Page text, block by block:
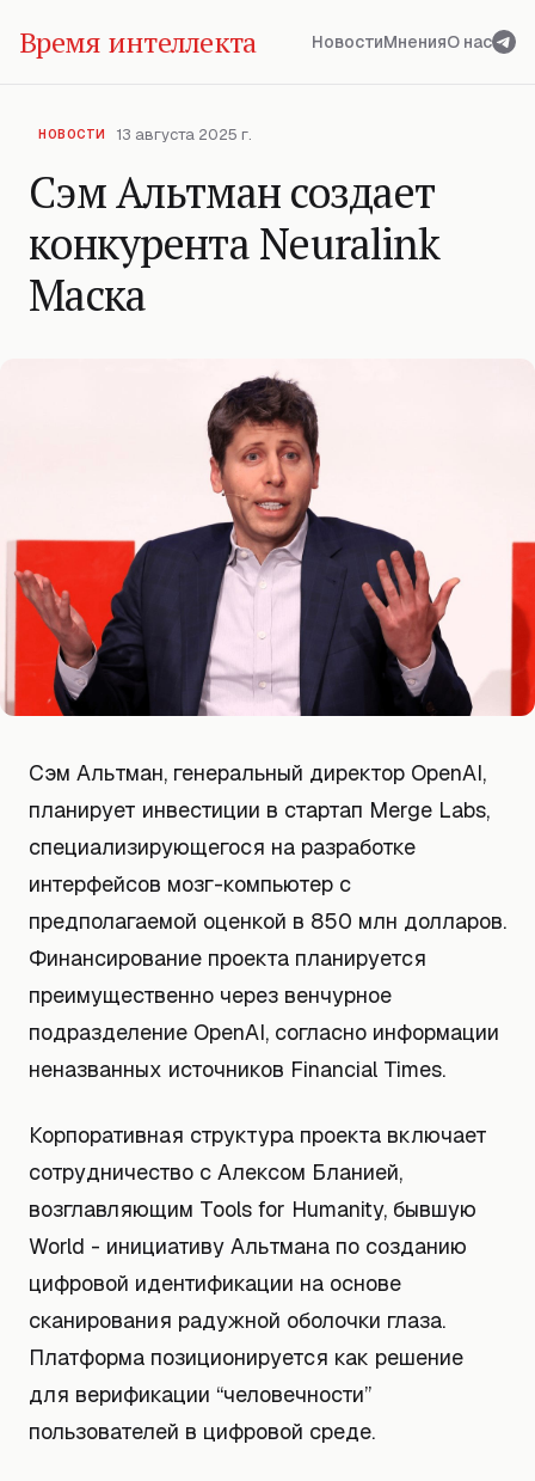
Время интеллекта НовостиМненияО нас
НОВОСТИ 13 августа 2025 г.
Сэм Альтман создает
конкурента Neuralink
Маска
Сэм Альтман, генеральный директор OpenAI,
планирует инвестиции в стартап Merge Labs,
специализирующегося на разработке
интерфейсов мозг-компьютер с
предполагаемой оценкой в 850 млн долларов.
Финансирование проекта планируется
преимущественно через венчурное
подразделение OpenAI, согласно информации
неназванных источников Financial Times.
Корпоративная структура проекта включает
сотрудничество с Алексом Бланией,
возглавляющим Tools for Humanity, бывшую
World - инициативу Альтмана по созданию
цифровой идентификации на основе
сканирования радужной оболочки глаза.
Платформа позиционируется как решение
для верификации “человечности”
пользователей в цифровой среде.